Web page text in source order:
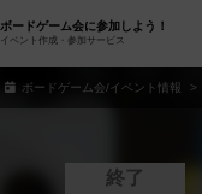
ボードゲーム会に参加しよう！
イベント作成・参加サービス
ボードゲーム会/イベント情報
終了